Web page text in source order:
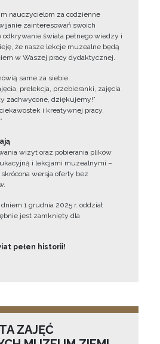
nauczycielom za codzienne
zainteresowań swoich
świata pełnego wiedzy i
że nasze lekcje muzealne będą
w Waszej pracy dydaktycznej.
same za siebie:
prelekcja, przebieranki, zajęcia
zachwycone, dziękujemy!”
i kreatywnej pracy.
wizyt oraz pobierania plików
i lekcjami muzealnymi –
wersja oferty bez
1 grudnia 2025 r. oddział
jest zamknięty dla
pełen historii!
ZAJĘĆ